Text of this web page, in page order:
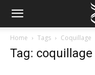
Home Tags Coquillage
Tag: coquillage